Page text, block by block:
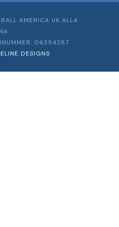
AMERICA UK ALLA
06354287
DESIGNS